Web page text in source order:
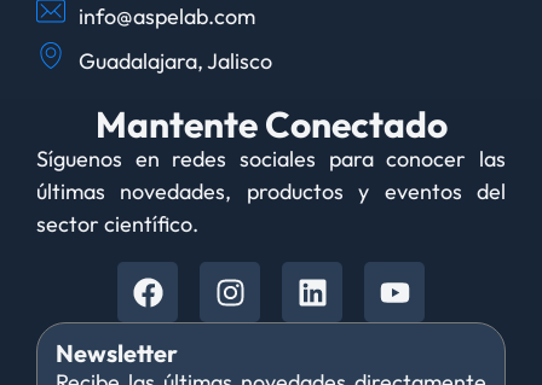
info@aspelab.com
Guadalajara, Jalisco
Mantente Conectado
Síguenos en redes sociales para conocer las
últimas novedades, productos y eventos del
sector científico.
Newsletter